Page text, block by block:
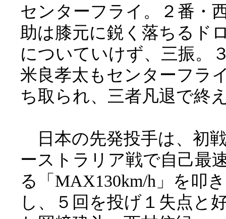
センターフライ。２番・
助は膝元に鋭く落ちるド
についていけず、三振。
米良孝太もセンターフラ
ち取られ、三者凡退で終
日本の先発投手は、初
ーストラリア戦で自己最
る「MAX130km/h」を叩
し、５回を投げ１失点と